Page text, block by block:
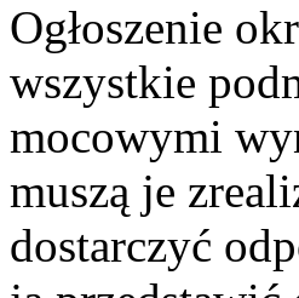
Ogłoszenie
wszystkie
mocowymi
muszą je
dostarczyć